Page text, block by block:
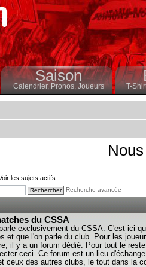
Saison
Calendrier,Pronos, Joueurs T-
les sujets actifs
Recherche avancée
du CSSA
exclusivement du CSSA. C'est ici
et que l'on parle du club. Pour les
il y a un forum dédié. Pour tout le
ceci. Ce forum est un lieu
ceux des autres clubs, le tout dans la